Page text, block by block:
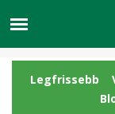
Legfrissebb